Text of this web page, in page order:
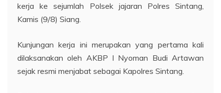
kerja ke sejumlah Polsek jajaran Polres Sintang,
Kamis (9/8) Siang.
Kunjungan kerja ini merupakan yang pertama kali
dilaksanakan oleh AKBP I Nyoman Budi Artawan
sejak resmi menjabat sebagai Kapolres Sintang.